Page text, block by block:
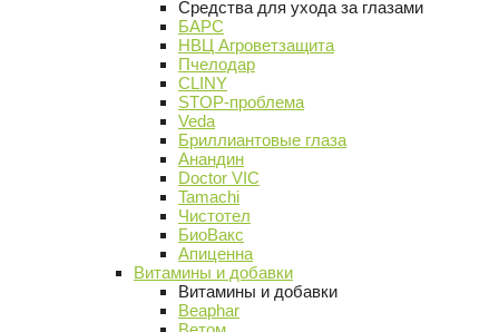
Средства для ухода за глазами
БАРС
НВЦ Агроветзащита
Пчелодар
CLINY
STOP-проблема
Veda
Бриллиантовые глаза
Анандин
Doctor VIC
Tamachi
Чистотел
БиоВакс
Апиценна
Витамины и добавки
Витамины и добавки
Beaphar